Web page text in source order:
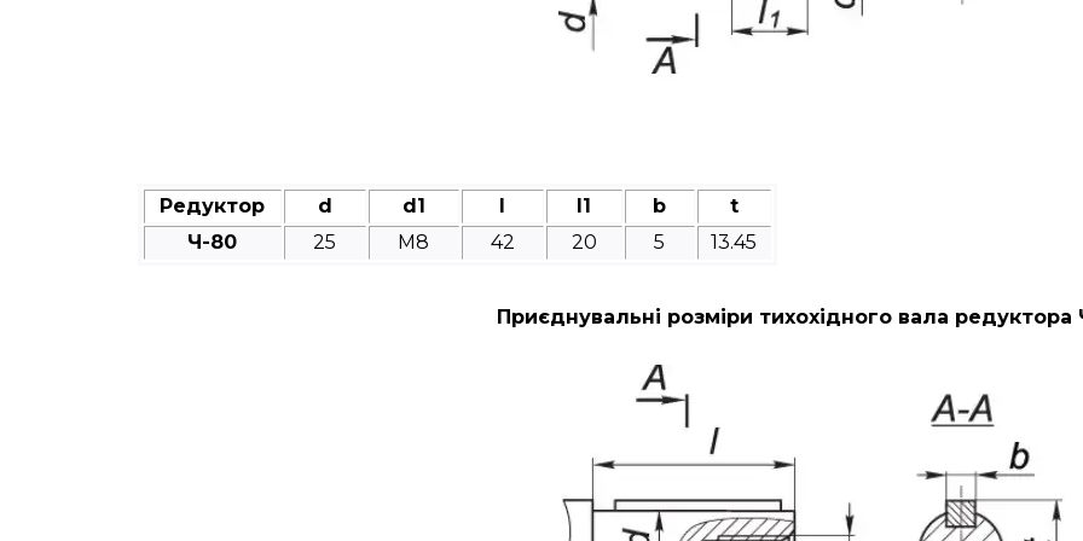
Редуктор d d1 l l1 b
t
Ч-80
25 M8 42 20 5 13.45
Приєднувальні розміри тихохідного вала редуктора